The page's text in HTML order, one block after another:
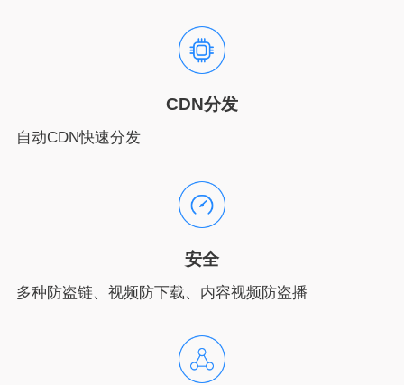
CDN分发
自动CDN快速分发
安全
多种防盗链、视频防下载、内容视频防盗播